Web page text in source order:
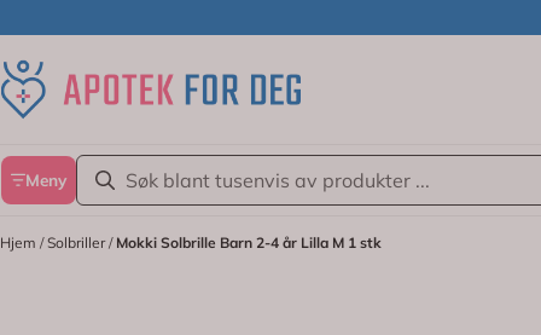
Meny
Hjem /Solbriller/ Mokki Solbrille Barn 2-4 år Lilla M 1 stk